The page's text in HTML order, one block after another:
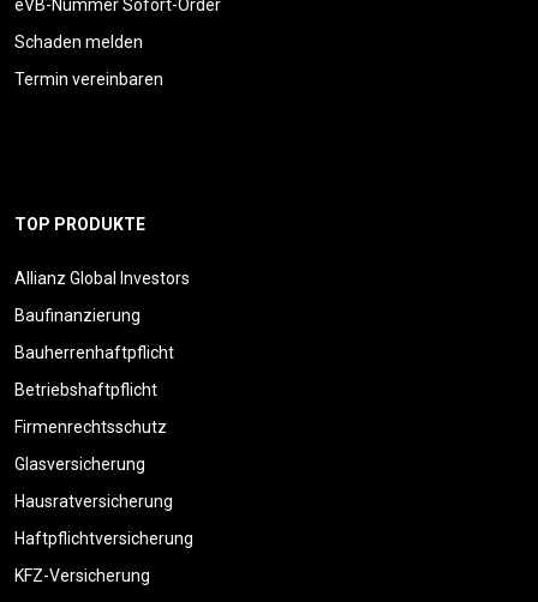
eVB-Nummer Sofort-Order
Schaden melden
Termin vereinbaren
TOP PRODUKTE
Allianz Global Investors
Baufinanzierung
Bauherrenhaftpflicht
Betriebshaftpflicht
Firmenrechtsschutz
Glasversicherung
Hausratversicherung
Haftpflichtversicherung
KFZ-Versicherung